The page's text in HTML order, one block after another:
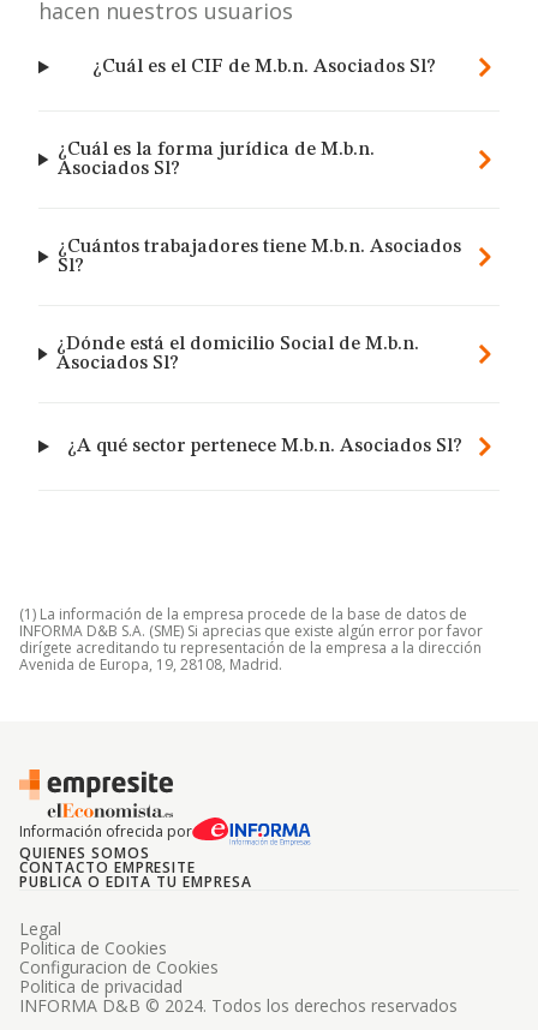
hacen nuestros usuarios
¿Cuál es el CIF de M.b.n. Asociados Sl?
¿Cuál es la forma jurídica de M.b.n.
Asociados Sl?
¿Cuántos trabajadores tiene M.b.n. Asociados
Sl?
¿Dónde está el domicilio Social de M.b.n.
Asociados Sl?
¿A qué sector pertenece M.b.n. Asociados Sl?
(1) La información de la empresa procede de la base de datos de
INFORMA D&B S.A. (SME) Si aprecias que existe algún error por favor
dirígete acreditando tu representación de la empresa a la dirección
Avenida de Europa, 19, 28108, Madrid.
Información ofrecida por
QUIENES SOMOS
CONTACTO EMPRESITE
PUBLICA O EDITA TU EMPRESA
INFORMA D&B © 2024. Todos los derechos reservados
Legal
Politica de Cookies
Configuracion de Cookies
Politica de privacidad